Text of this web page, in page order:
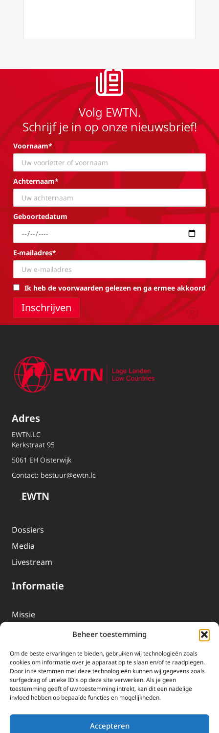
Beheer toestemming
Om de beste ervaringen te bieden, gebruiken wij technologieën zoals
cookies om informatie over je apparaat op te slaan en/of te raadplegen.
Door in te stemmen met deze technologieën kunnen wij gegevens zoals
surfgedrag of unieke ID's op deze site verwerken. Als je geen
toestemming geeft of uw toestemming intrekt, kan dit een nadelige
invloed hebben op bepaalde functies en mogelijkheden.
Accepteren
Volg EWTN.
Schrijf je in op onze nieuwsbrief!
Voornaam*
Achternaam*
Geboortedatum
E-mailadres*
Ik heb de voorwaarden gelezen en ga ermee akkoord
Adres
EWTN.LC
Kerkstraat 95
5061 EH Oisterwijk
Contact: bestuur@ewtn.lc
EWTN
Dossiers
Media
Livestream
Informatie
Missie
EWTN-Team
Organisatiegegevens
Doneren
EWTN wordt uitsluitend gefinancierd door uw donaties.